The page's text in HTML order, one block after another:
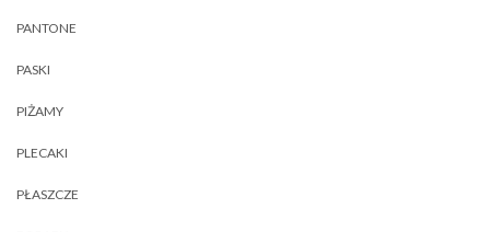
PANTONE
PASKI
PIŻAMY
PLECAKI
PŁASZCZE